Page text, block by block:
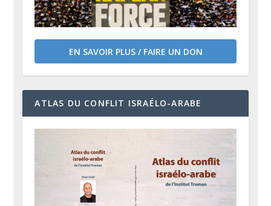
EN SAVOIR PLUS / FAIRE UN DON
ATLAS DU CONFLIT ISRAÉLO-ARABE